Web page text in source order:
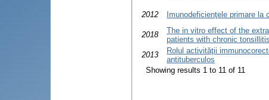
2012
Imunodeficienţele primare la
2018
The in vitro effect of the
patients with chronic tonsillitis
2013
Rolul activităţii
antituberculos
Showing results 1 to 11 of 11